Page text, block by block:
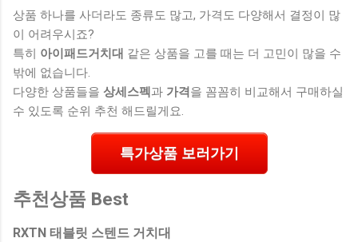
상품 하나를 사더라도 종류도 많고, 가격도 다양해서 결정이 많
이 어려우시죠?
특히 아이패드거치대 같은 상품을 고를 때는 더 고민이 많을 수
밖에 없습니다.
다양한 상품들을 상세스펙 과 가격 을 꼼꼼히 비교해서 구매하실
수 있도록 순위 추천 해드릴게요.
특가상품 보러가기
추천상품 Best
RXTN 태블릿 스텐드 거치대